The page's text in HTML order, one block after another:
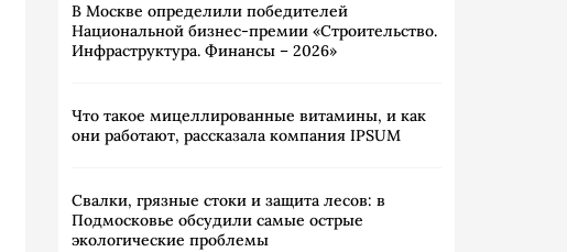
В Москве определили победителей
Национальной бизнес-премии «Строительство.
Инфраструктура. Финансы – 2026»
Что такое мицеллированные витамины, и как
они работают, рассказала компания IPSUM
Свалки, грязные стоки и защита лесов: в
Подмосковье обсудили самые острые
экологические проблемы